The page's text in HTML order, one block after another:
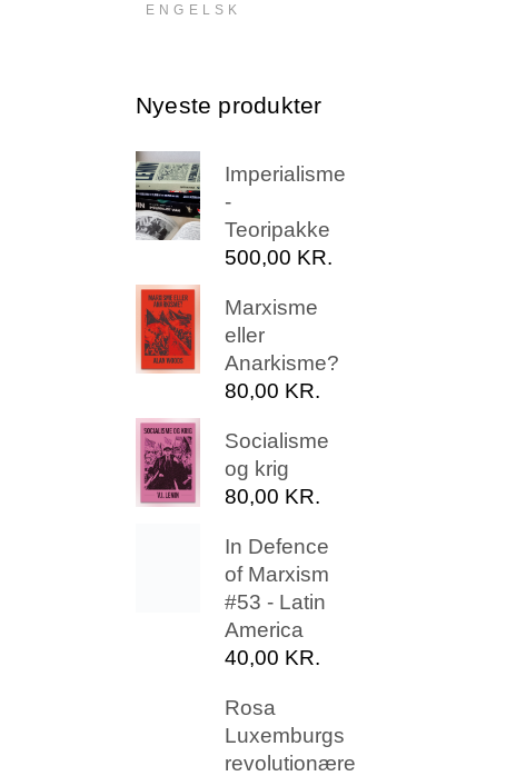
ENGELSK
Nyeste produkter
Imperialisme
-
Teoripakke
500,00 KR.
Marxisme
eller
Anarkisme?
80,00 KR.
Socialisme
og krig
80,00 KR.
In Defence
of Marxism
#53 - Latin
America
40,00 KR.
Rosa
Luxemburgs
revolutionære